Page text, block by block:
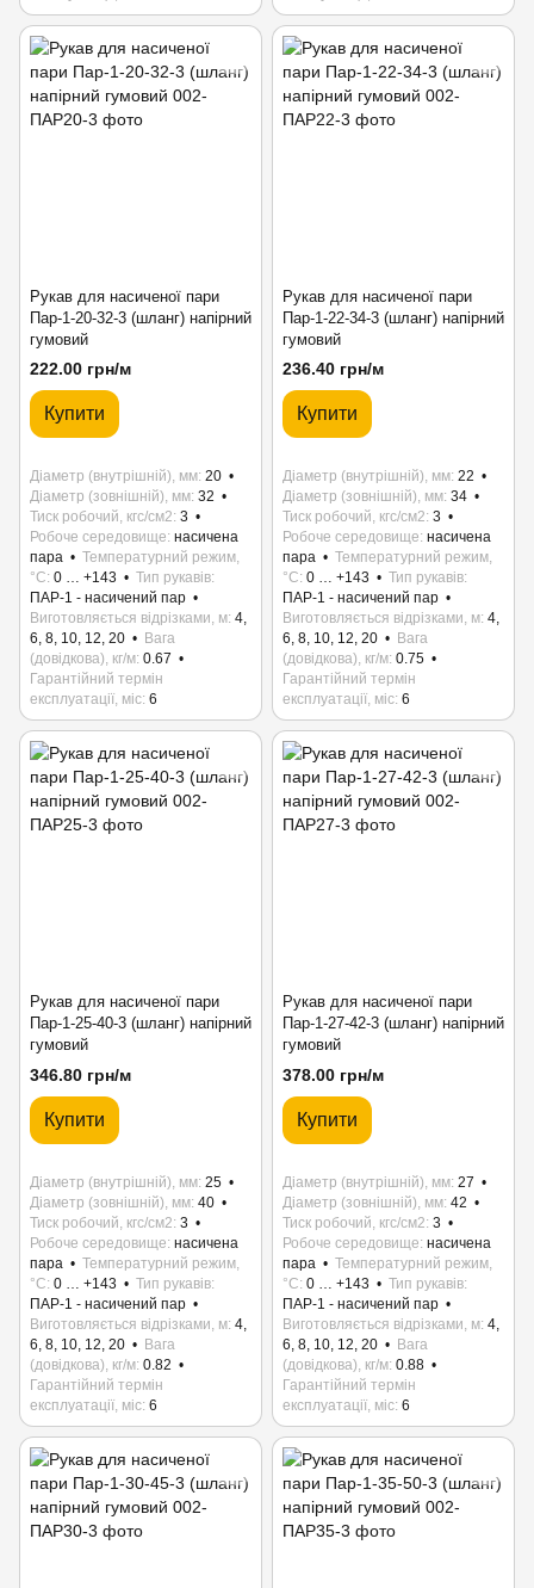
Рукав для насиченої пари
Пар-1-20-32-3 (шланг) напірний
гумовий
222.00 грн/м
Купити
Діаметр (внутрішній), мм 20
Діаметр (зовнішній), мм 32
Тиск робочий, кгс/см2 3
Робоче середовище насичена
пара
Температурний режим,
°C 0 … +143
Тип рукавів
ПАР-1 - насичений пар
Виготовляється відрізками, м 4,
6, 8, 10, 12, 20
Вага
(довідкова), кг/м 0.67
Гарантійний термін
експлуатації, міс 6
Рукав для насиченої пари
Пар-1-22-34-3 (шланг) напірний
гумовий
236.40 грн/м
Купити
Діаметр (внутрішній), мм 22
Діаметр (зовнішній), мм 34
Тиск робочий, кгс/см2 3
Робоче середовище насичена
пара
Температурний режим,
°C 0 … +143
Тип рукавів
ПАР-1 - насичений пар
Виготовляється відрізками, м 4,
6, 8, 10, 12, 20
Вага
(довідкова), кг/м 0.75
Гарантійний термін
експлуатації, міс 6
Рукав для насиченої пари
Пар-1-25-40-3 (шланг) напірний
гумовий
346.80 грн/м
Купити
Діаметр (внутрішній), мм 25
Діаметр (зовнішній), мм 40
Тиск робочий, кгс/см2 3
Робоче середовище насичена
пара
Температурний режим,
°C 0 … +143
Тип рукавів
ПАР-1 - насичений пар
Виготовляється відрізками, м 4,
6, 8, 10, 12, 20
Вага
(довідкова), кг/м 0.82
Гарантійний термін
експлуатації, міс 6
Рукав для насиченої пари
Пар-1-27-42-3 (шланг) напірний
гумовий
378.00 грн/м
Купити
Діаметр (внутрішній), мм 27
Діаметр (зовнішній), мм 42
Тиск робочий, кгс/см2 3
Робоче середовище насичена
пара
Температурний режим,
°C 0 … +143
Тип рукавів
ПАР-1 - насичений пар
Виготовляється відрізками, м 4,
6, 8, 10, 12, 20
Вага
(довідкова), кг/м 0.88
Гарантійний термін
експлуатації, міс 6